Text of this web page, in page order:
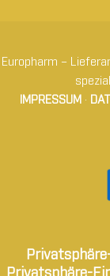
Europharm –
IMPRESSUM ·